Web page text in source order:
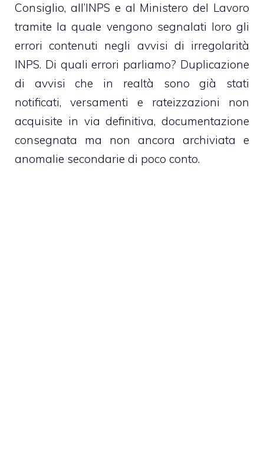
Consiglio, all’INPS e al Ministero del Lavoro
tramite la quale vengono segnalati loro gli
errori contenuti negli avvisi di irregolarità
INPS. Di quali errori parliamo? Duplicazione
di avvisi che in realtà sono già stati
notificati, versamenti e rateizzazioni non
acquisite in via definitiva, documentazione
consegnata ma non ancora archiviata e
anomalie secondarie di poco conto.